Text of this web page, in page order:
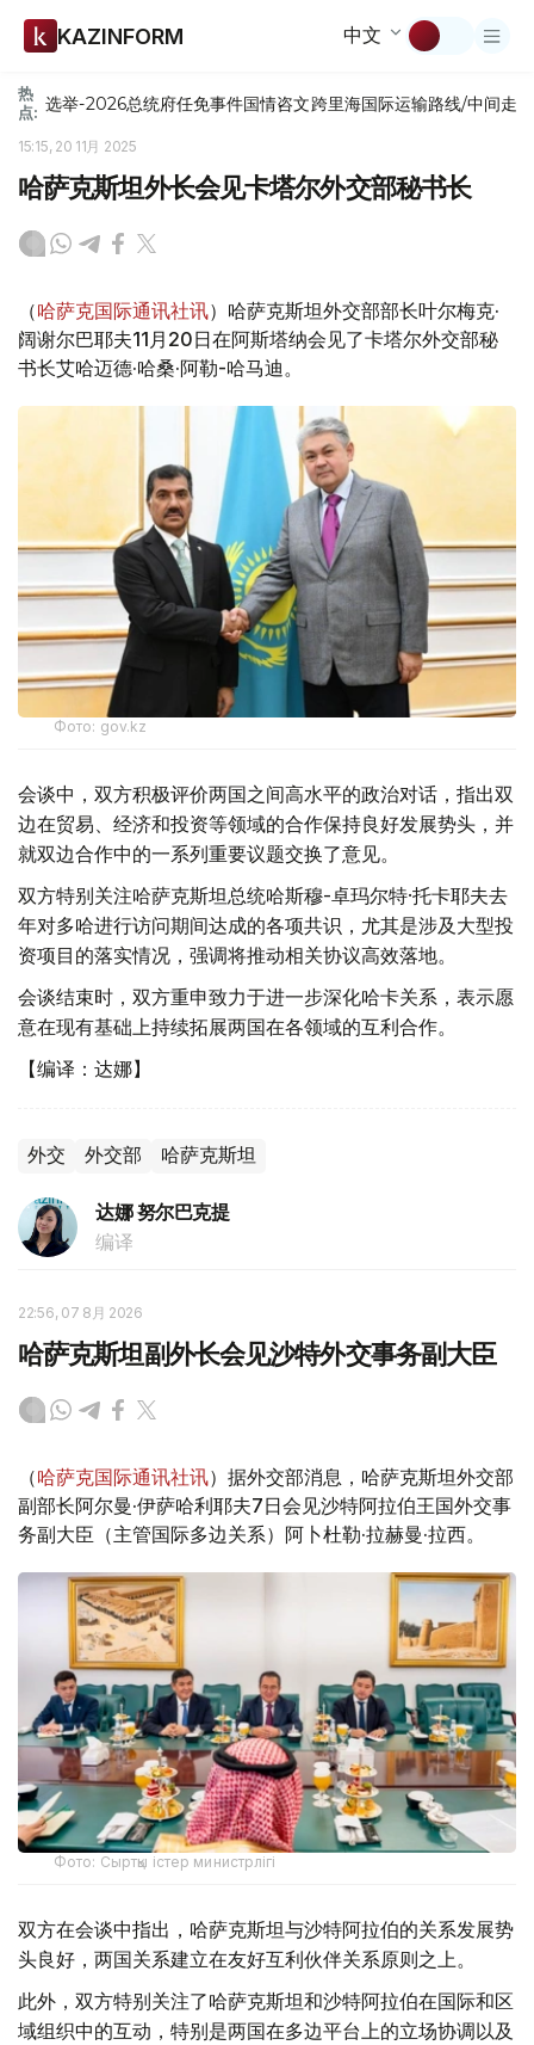
KAZINFORM 中文
热
点: 选举-2026总统府任免事件国情咨文跨里海国际运输路线/中间走廊
15:15, 20 11月 2025
哈萨克斯坦外长会见卡塔尔外交部秘书长
（哈萨克国际通讯社讯）哈萨克斯坦外交部部长叶尔梅克·
阔谢尔巴耶夫11月20日在阿斯塔纳会见了卡塔尔外交部秘
书长艾哈迈德·哈桑·阿勒-哈马迪。
Фото: gov.kz
会谈中，双方积极评价两国之间高水平的政治对话，指出双
边在贸易、经济和投资等领域的合作保持良好发展势头，并
就双边合作中的一系列重要议题交换了意见。
双方特别关注哈萨克斯坦总统哈斯穆-卓玛尔特·托卡耶夫去
年对多哈进行访问期间达成的各项共识，尤其是涉及大型投
资项目的落实情况，强调将推动相关协议高效落地。
会谈结束时，双方重申致力于进一步深化哈卡关系，表示愿
意在现有基础上持续拓展两国在各领域的互利合作。
【编译：达娜】
外交 外交部 哈萨克斯坦
达娜 努尔巴克提
编译
22:56, 07 8月 2026
哈萨克斯坦副外长会见沙特外交事务副大臣
（哈萨克国际通讯社讯）据外交部消息，哈萨克斯坦外交部
副部长阿尔曼·伊萨哈利耶夫7日会见沙特阿拉伯王国外交事
务副大臣（主管国际多边关系）阿卜杜勒·拉赫曼·拉西。
Фото: Сыртқы істер министрлігі
双方在会谈中指出，哈萨克斯坦与沙特阿拉伯的关系发展势
头良好，两国关系建立在友好互利伙伴关系原则之上。
此外，双方特别关注了哈萨克斯坦和沙特阿拉伯在国际和区
域组织中的互动，特别是两国在多边平台上的立场协调以及